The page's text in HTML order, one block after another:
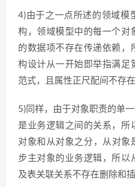
4)由于之一点所述的领域模
构，领域模型中的每一个对
的数据项不存在传递依赖，
构设计从一开始即举指满足
范式，且属性正尺配间不存在
5)同样，由于对象职责的单
是业务逻辑之间的关系，所
对象和从对象之分，从对象
步主对象的业务逻辑，所以
及表关联关系不存在删除和插